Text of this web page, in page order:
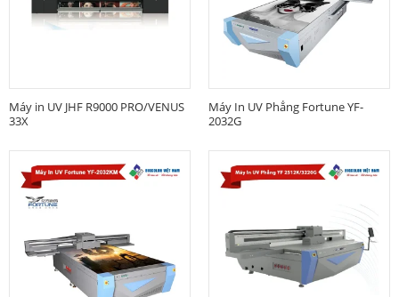
Máy in UV JHF R9000 PRO/VENUS
33X
Máy In UV Phẳng Fortune YF-
2032G